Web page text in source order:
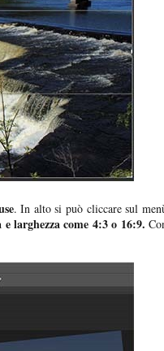
. In alto si può cliccare sul
larghezza come 4:3 o 16:9.